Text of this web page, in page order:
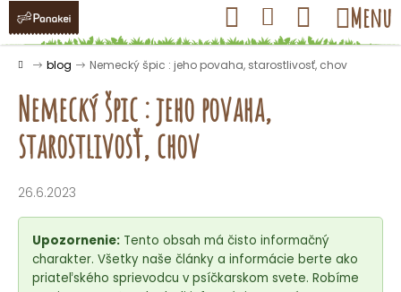
Prejsť
obsah
Hľadať Prihlásenie
Nákupný
košík
Menu
Domov
blog Nemecký špic : jeho povaha, starostlivosť, chov
Nemecký špic : jeho povaha,
starostlivosť, chov
26.6.2023
Upozornenie: Tento obsah má čisto informačný
charakter. Všetky naše články a informácie berte ako
priateľského sprievodcu v psíčkarskom svete. Robíme
K
o Späť
Späť
o
p